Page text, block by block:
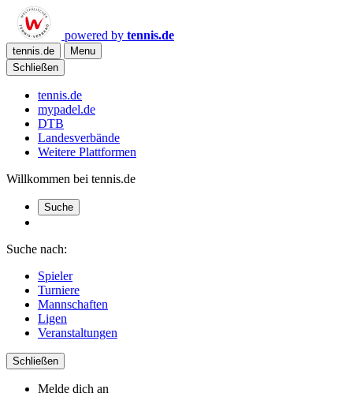
powered by tennis.de
tennis.de
Menu
Schließen
tennis.de
mypadel.de
DTB
Landesverbände
Weitere Plattformen
Willkommen bei tennis.de
Suche
Suche nach:
Spieler
Turniere
Mannschaften
Ligen
Veranstaltungen
Schließen
Melde dich an